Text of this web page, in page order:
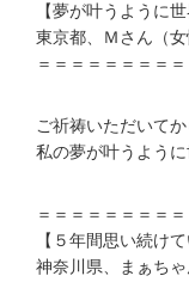
【夢が叶うように
東京都、Ｍさん（女
＝＝＝＝＝＝＝＝
ご祈祷いただいて
私の夢が叶うように
＝＝＝＝＝＝＝＝
【５年間思い続けて
神奈川県、まぁちゃ